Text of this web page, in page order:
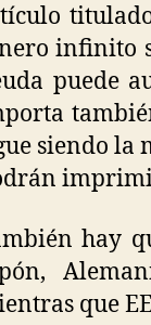
infinito
puede
siendo la
hay
que